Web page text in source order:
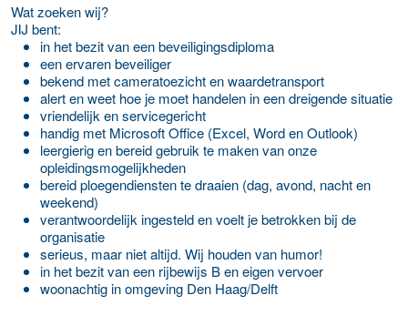
Wat zoeken wij?
JIJ bent:
in het bezit van een beveiligingsdiploma
een ervaren beveiliger
bekend met cameratoezicht en waardetransport
alert en weet hoe je moet handelen in een dreigende situatie
vriendelijk en servicegericht
handig met Microsoft Office (Excel, Word en Outlook)
leergierig en bereid gebruik te maken van onze
opleidingsmogelijkheden
bereid ploegendiensten te draaien (dag, avond, nacht en
weekend)
verantwoordelijk ingesteld en voelt je betrokken bij de
organisatie
serieus, maar niet altijd. Wij houden van humor!
in het bezit van een rijbewijs B en eigen vervoer
woonachtig in omgeving Den Haag/Delft